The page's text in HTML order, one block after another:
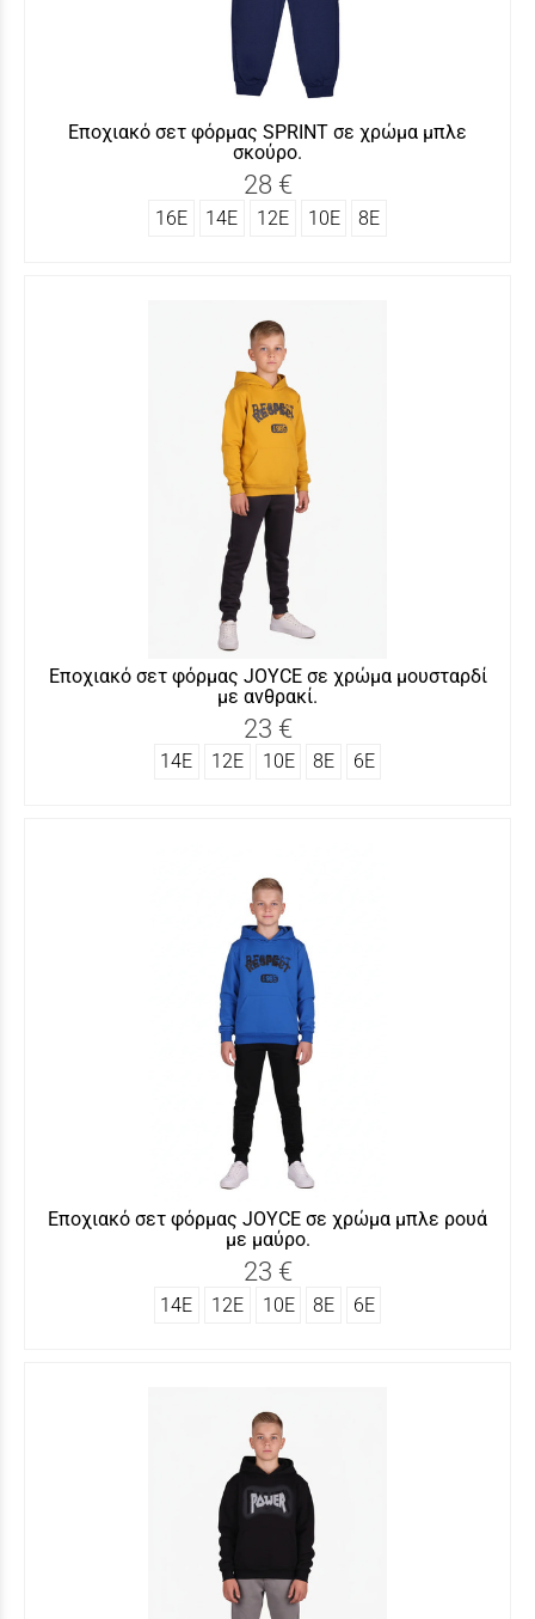
Εποχιακό σετ φόρμας SΡRINT σε χρώμα μπλε
σκούρο.
28 €
16Ε 14Ε 12Ε 10Ε 8Ε
Εποχιακό σετ φόρμας JOYCE σε χρώμα μουσταρδί
με ανθρακί.
23 €
14Ε 12Ε 10Ε 8Ε 6Ε
Εποχιακό σετ φόρμας JOYCE σε χρώμα μπλε ρουά
με μαύρο.
23 €
14Ε 12Ε 10Ε 8Ε 6Ε